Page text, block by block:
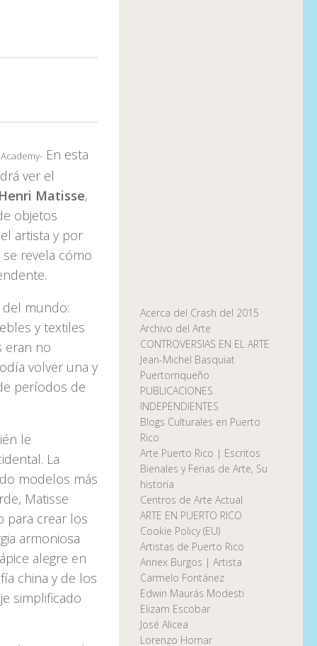
En esta
ver el
Matisse,
objetos
artista y por
revela cómo
mundo:
y textiles
eran no
volver una y
períodos de
le
La
modelos más
Matisse
para crear los
armoniosa
alegre en
china y de los
simplificado
Acerca del Crash del 2015
Archivo del Arte
CONTROVERSIAS EN EL ARTE
Jean-Michel Basquiat
Puertorriqueño
PUBLICACIONES
INDEPENDIENTES
Blogs Culturales en Puerto
Rico
Arte Puerto Rico | Escritos
Bienales y Ferias de Arte, Su
historia
Centros de Arte Actual
ARTE EN PUERTO RICO
Cookie Policy (EU)
Artistas de Puerto Rico
Annex Burgos | Artista
Carmelo Fontánez
Edwin Maurás Modesti
Elizam Escobar
José Alicea
Lorenzo Homar